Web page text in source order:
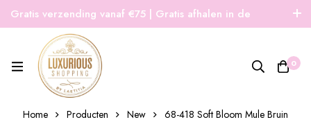
Gratis verzending vanaf €75 | Gratis afhalen in de
winkel | Snelle verzending
0
Home Producten New 68-418 Soft Bloom Mule Bruin